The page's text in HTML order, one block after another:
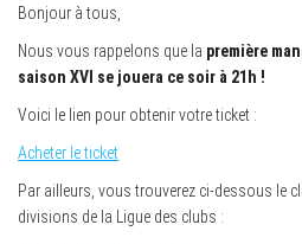
Bonjour à tous,
Nous vous rappelons que la première
saison XVI se jouera ce soir à 21h !
Voici le lien pour obtenir votre ticket :
Acheter le ticket
Par ailleurs, vous trouverez ci-dessous le
divisions de la Ligue des clubs :